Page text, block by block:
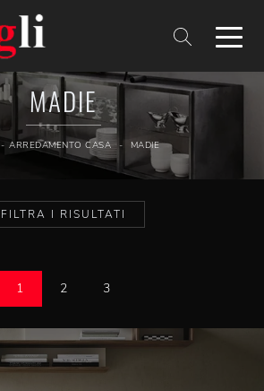
MADIE
- ARREDAMENTO CASA - MADIE
FILTRA I RISULTATI
1 2 3